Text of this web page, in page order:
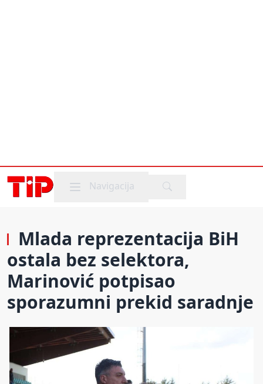
Mobile menu
Navigacija
Mlada reprezentacija BiH
ostala bez selektora,
Marinović potpisao
sporazumni prekid saradnje